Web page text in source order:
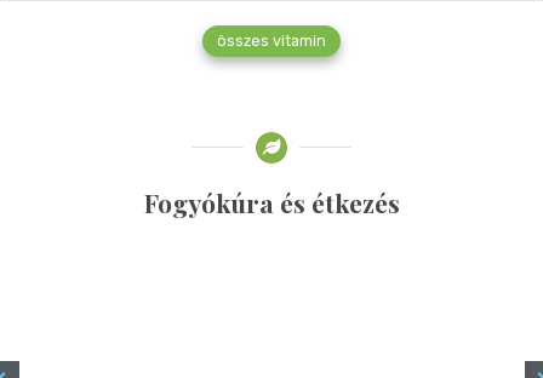
összes vitamin
Fogyókúra és étkezés